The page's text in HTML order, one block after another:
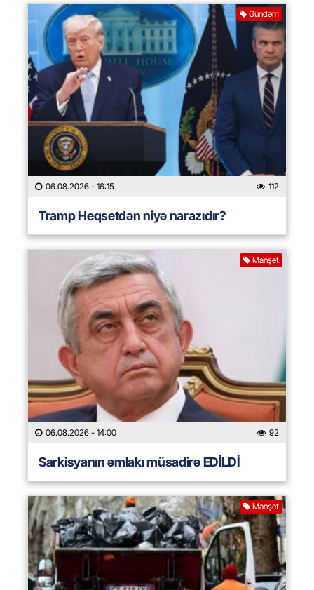
Gündəm
06.08.2026 - 16:15 112
Tramp Heqsetdən niyə narazıdır?
Manşet
06.08.2026 - 14:00 92
Sarkisyanın əmlakı müsadirə EDİLDİ
Manşet